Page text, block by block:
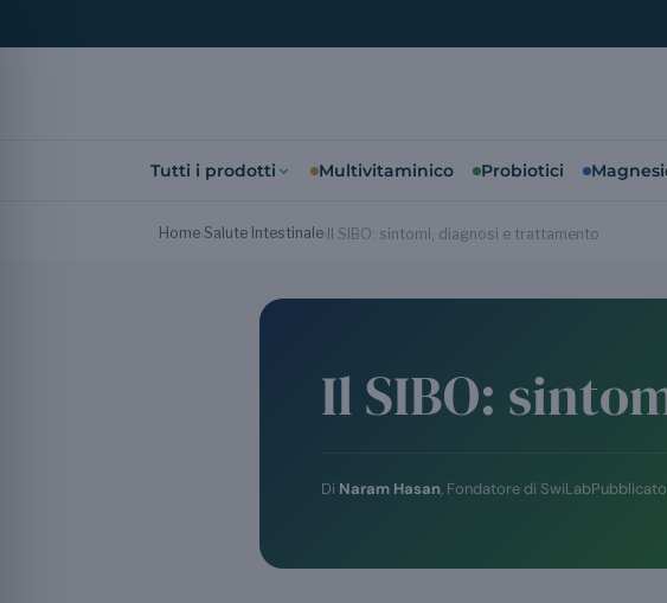
Tutti i prodotti Multivitaminico Probiotici
Home Salute Intestinale Il SIBO: sintomi, diagnosi e trattamento
Il SIBO:
Di Naram Hasan, Fondatore di SwiLab